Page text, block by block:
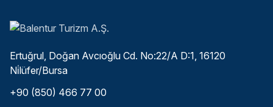
Ertuğrul, Doğan Avcıoğlu Cd. No:22/A D:1, 16120
Ni̇lüfer/Bursa
+90 (850) 466 77 00